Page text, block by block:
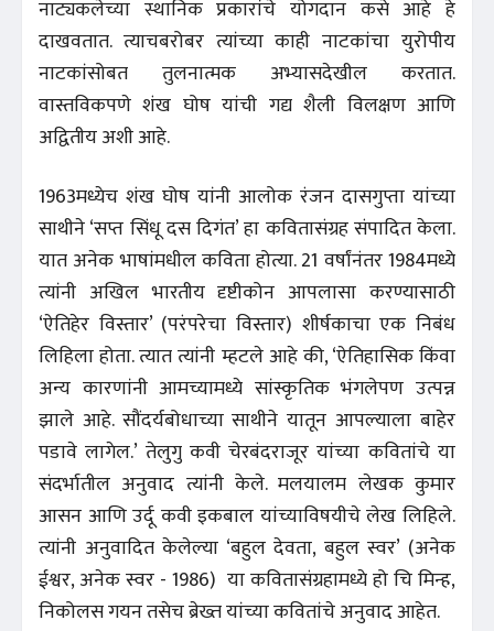
नाट्यकलेच्या स्थानिक प्रकारांचे योगदान कसे आहे हे
दाखवतात. त्याचबरोबर त्यांच्या काही नाटकांचा युरोपीय
नाटकांसोबत तुलनात्मक अभ्यासदेखील करतात.
वास्तविकपणे शंख घोष यांची गद्य शैली विलक्षण आणि
अद्वितीय अशी आहे.
1963मध्येच शंख घोष यांनी आलोक रंजन दासगुप्ता यांच्या
साथीने ‘सप्त सिंधू दस दिगंत’ हा कवितासंग्रह संपादित केला.
यात अनेक भाषांमधील कविता होत्या. 21 वर्षांनंतर 1984मध्ये
त्यांनी अखिल भारतीय दृष्टीकोन आपलासा करण्यासाठी
‘ऐतिहेर विस्तार’ (परंपरेचा विस्तार) शीर्षकाचा एक निबंध
लिहिला होता. त्यात त्यांनी म्हटले आहे की, ‘ऐतिहासिक किंवा
अन्य कारणांनी आमच्यामध्ये सांस्कृतिक भंगलेपण उत्पन्न
झाले आहे. सौंदर्यबोधाच्या साथीने यातून आपल्याला बाहेर
पडावे लागेल.’ तेलुगु कवी चेरबंदराजूर यांच्या कवितांचे या
संदर्भातील अनुवाद त्यांनी केले. मलयालम लेखक कुमार
आसन आणि उर्दू कवी इकबाल यांच्याविषयीचे लेख लिहिले.
त्यांनी अनुवादित केलेल्या ‘बहुल देवता, बहुल स्वर’ (अनेक
ईश्वर, अनेक स्वर - 1986) या कवितासंग्रहामध्ये हो चि मिन्ह,
निकोलस गयन तसेच ब्रेख्त यांच्या कवितांचे अनुवाद आहेत.